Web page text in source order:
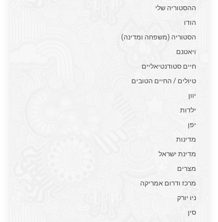
ההסטוריה שלי
הודו
הסטוריה (משפחה ומדינה)
ויאטנם
חיים סטודנטיאליים
טיולים / החיים הטובים
יוון
ילדות
יפן
מדינות
מדינת ישראל
מצרים
מרכז ודרום אמריקה
ניו יורק
סין